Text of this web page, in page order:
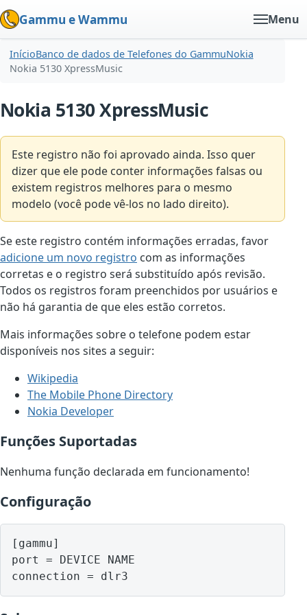
Gammu e Wammu Menu
InícioBanco de dados de Telefones do GammuNokia
Nokia 5130 XpressMusic
Nokia 5130 XpressMusic
Este registro não foi aprovado ainda. Isso quer
dizer que ele pode conter informações falsas ou
existem registros melhores para o mesmo
modelo (você pode vê-los no lado direito).
Se este registro contém informações erradas, favor
adicione um novo registro com as informações
corretas e o registro será substituído após revisão.
Todos os registros foram preenchidos por usuários e
não há garantia de que eles estão corretos.
Mais informações sobre o telefone podem estar
disponíveis nos sites a seguir:
Wikipedia
The Mobile Phone Directory
Nokia Developer
Funções Suportadas
Nenhuma função declarada em funcionamento!
Configuração
[gammu]
port = DEVICE NAME